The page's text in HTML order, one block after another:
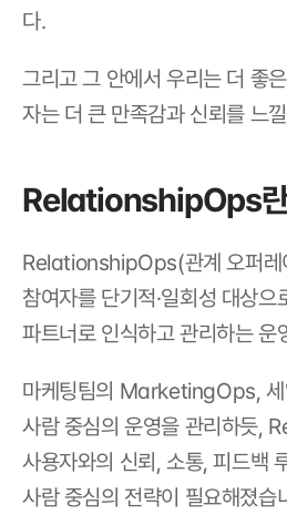
다.
그리고 그 안에서 우리는 더 좋
자는 더 큰 만족감과 신뢰를 느
RelationshipOps란
RelationshipOps(관계 오퍼레
참여자를 단기적·일회성 대상
파트너로 인식하고 관리하는 운
마케팅팀의 MarketingOps,
사람 중심의 운영을 관리하듯,
사용자와의 신뢰, 소통, 피드백
사람 중심의 전략이 필요해졌습